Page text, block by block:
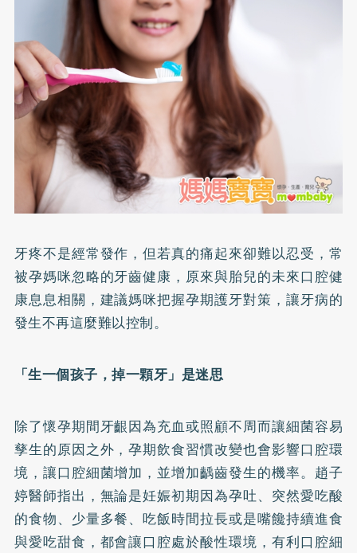
牙疼不是經常發作，但若真的痛起來卻難以忍受，常
被孕媽咪忽略的牙齒健康，原來與胎兒的未來口腔健
康息息相關，建議媽咪把握孕期護牙對策，讓牙病的
發生不再這麼難以控制。
「生一個孩子，掉一顆牙」是迷思
除了懷孕期間牙齦因為充血或照顧不周而讓細菌容易
孳生的原因之外，孕期飲食習慣改變也會影響口腔環
境，讓口腔細菌增加，並增加齲齒發生的機率。趙子
婷醫師指出，無論是妊娠初期因為孕吐、突然愛吃酸
的食物、少量多餐、吃飯時間拉長或是嘴饞持續進食
與愛吃甜食，都會讓口腔處於酸性環境，有利口腔細